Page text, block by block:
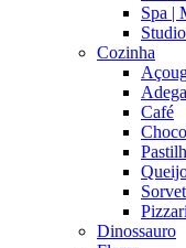
Spa |
Cozinha
Café
Dinossauro